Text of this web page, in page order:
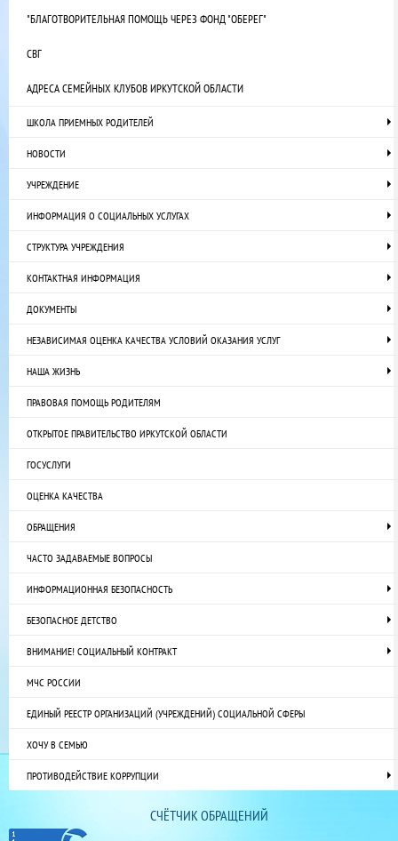
"БЛАГОТВОРИТЕЛЬНАЯ ПОМОЩЬ ЧЕРЕЗ ФОНД "ОБЕРЕГ"
СВГ
АДРЕСА СЕМЕЙНЫХ КЛУБОВ ИРКУТСКОЙ ОБЛАСТИ
ШКОЛА ПРИЕМНЫХ РОДИТЕЛЕЙ
НОВОСТИ
УЧРЕЖДЕНИЕ
ИНФОРМАЦИЯ О СОЦИАЛЬНЫХ УСЛУГАХ
СТРУКТУРА УЧРЕЖДЕНИЯ
КОНТАКТНАЯ ИНФОРМАЦИЯ
ДОКУМЕНТЫ
НЕЗАВИСИМАЯ ОЦЕНКА КАЧЕСТВА УСЛОВИЙ ОКАЗАНИЯ УСЛУГ
НАША ЖИЗНЬ
ПРАВОВАЯ ПОМОЩЬ РОДИТЕЛЯМ
ОТКРЫТОЕ ПРАВИТЕЛЬСТВО ИРКУТСКОЙ ОБЛАСТИ
ГОСУСЛУГИ
ОЦЕНКА КАЧЕСТВА
ОБРАЩЕНИЯ
ЧАСТО ЗАДАВАЕМЫЕ ВОПРОСЫ
ИНФОРМАЦИОННАЯ БЕЗОПАСНОСТЬ
БЕЗОПАСНОЕ ДЕТСТВО
ВНИМАНИЕ! СОЦИАЛЬНЫЙ КОНТРАКТ
МЧС РОССИИ
ЕДИНЫЙ РЕЕСТР ОРГАНИЗАЦИЙ (УЧРЕЖДЕНИЙ) СОЦИАЛЬНОЙ СФЕРЫ
ХОЧУ В СЕМЬЮ
ПРОТИВОДЕЙСТВИЕ КОРРУПЦИИ
СЧЁТЧИК ОБРАЩЕНИЙ